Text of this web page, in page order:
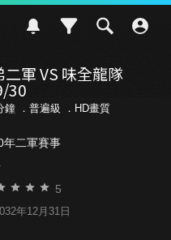
軍 VS 味全龍隊
30
鐘 ． 普遍級 ．HD畫質
年二軍賽事
5
年12月31日